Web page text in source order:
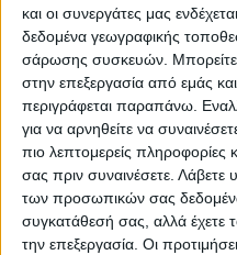
και οι συνεργάτες μας
δεδομένα γεωγραφικής
σάρωσης συσκευών. Μπορείτε
στην επεξεργασία από εμάς
περιγράφεται παραπάνω.
για να αρνηθείτε να
πιο λεπτομερείς πληροφορίες
σας πριν συναινέσετε. Λάβετε
των προσωπικών σας
συγκατάθεσή σας, αλλά έχετε
την επεξεργασία. Οι
20 Απριλίου, 2025